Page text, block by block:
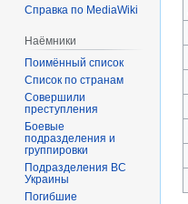
Справка по MediaWiki
Наёмники
Поимённый список
Список по странам
Совершили
преступления
Боевые
подразделения и
группировки
Подразделения ВС
Украины
Погибшие